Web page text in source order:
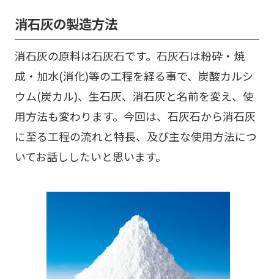
消石灰の製造方法
消石灰の原料は石灰石です。石灰石は粉砕・焼
成・加水(消化)等の工程を経る事で、炭酸カルシ
ウム(炭カル)、生石灰、消石灰と名前を変え、使
用方法も変わります。今回は、石灰石から消石灰
に至る工程の流れと特長、及び主な使用方法につ
いてお話ししたいと思います。